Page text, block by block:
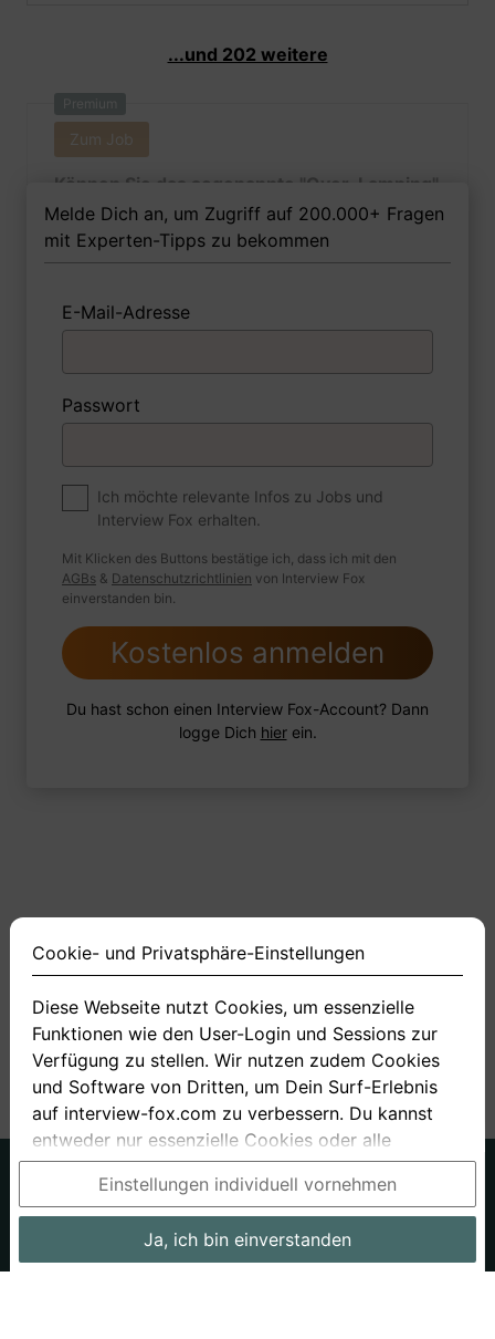
...und 202 weitere
Premium
Zum Job
Können Sie das sogenannte "Over-Lamping"
beschreiben und erörtern, warum es
gefährlich ist?
Premium
Können Sie sowohl einen starren als auch
einen flexiblen Kabelkanal nach Bauplänen
biegen? Wie gehen Sie vor?
1 Beispiel Antwort schreiben Audio aufnehmen
Melde Dich an, um Zugriff auf 200.000+ Fragen
mit Experten-Tipps zu bekommen
E-Mail-Adresse
Passwort
Ich möchte relevante Infos zu Jobs und
Interview Fox erhalten.
Mit Klicken des Buttons bestätige ich, dass ich mit den
AGBs & Datenschutzrichtlinien von Interview Fox
einverstanden bin.
Kostenlos anmelden
Du hast schon einen Interview Fox-Account? Dann
logge Dich hierein.
< 1 2 3 4 11 >
Über uns
Datenschutz
AGB
Bewerbungsfragen Preise
Cookie- und Privatsphäre-Einstellungen
Diese Webseite nutzt Cookies, um essenzielle
Funktionen wie den User-Login und Sessions zur
Verfügung zu stellen. Wir nutzen zudem Cookies
und Software von Dritten, um Dein Surf-Erlebnis
auf interview-fox.com zu verbessern. Du kannst
entweder nur essenzielle Cookies oder alle
Cookies akzeptieren. Du kannst Deine
Einstellungen jederzeit in unseren Cookie- und
Privatsphäre-Einstellungen ändern. Dieser Link ist
im Footer unserer Seit zu finden. Wenn Du mehr
Einstellungen individuell vornehmen
Ja, ich bin einverstanden